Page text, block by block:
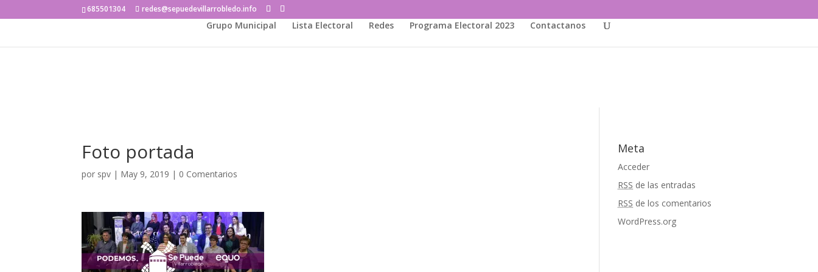
685501304 redes@sepuedevillarrobledo.info
Grupo Municipal Lista Electoral Redes Programa Electoral 2023 Contactanos
Foto portada
por spv | May 9, 2019 | 0 Comentarios
Meta
Acceder
RSS de las entradas
RSS de los comentarios
WordPress.org